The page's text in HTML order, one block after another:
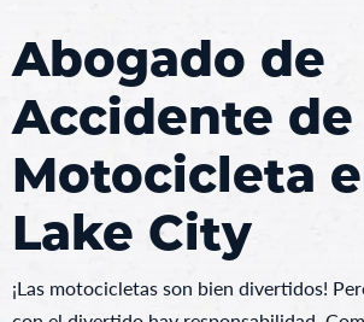
Abogado de
Accidente de
Motocicleta
Lake City
¡Las motocicletas son bien divertidos!